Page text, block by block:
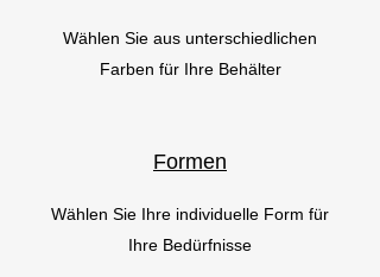
Wählen Sie aus unterschiedlichen
Farben für Ihre Behälter
Formen
Wählen Sie Ihre individuelle Form für
Ihre Bedürfnisse